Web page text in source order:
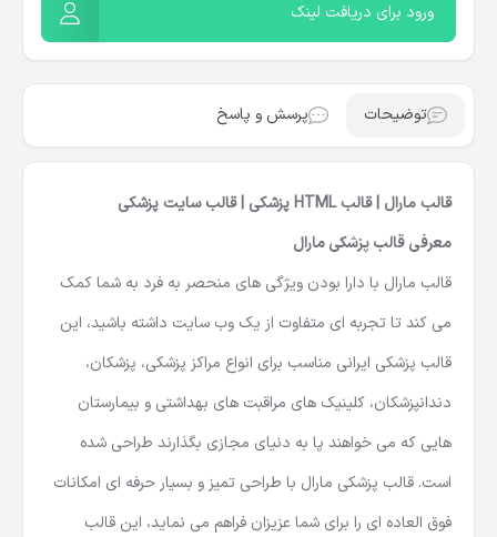
ورود برای دریافت لینک
توضیحات پرسش و پاسخ
قالب مارال | قالب HTML پزشکی | قالب سایت پزشکی
معرفی قالب پزشکی مارال
قالب مارال با دارا بودن ویژگی های منحصر به فرد به شما کمک
می کند تا تجربه ای متفاوت از یک وب سایت داشته باشید، این
قالب پزشکی ایرانی مناسب برای انواع مراکز پزشکی، پزشکان،
دندانپزشکان، کلینیک های مراقبت های بهداشتی و بیمارستان
هایی که می خواهند پا به دنیای مجازی بگذارند طراحی شده
است. قالب پزشکی مارال با طراحی تمیز و بسیار حرفه ای امکانات
فوق العاده ای را برای شما عزیزان فراهم می نماید، این قالب